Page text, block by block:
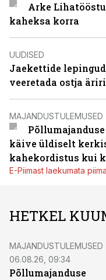
Arke
kaheksa korra
UUDISED
Jaekettide
veeretada ostja
MAJANDUSTULEMUSED
käive üldiselt
kahekordistus kui
E-Piimast laekumata
HETKEL
MAJANDUSTULEMUSED
06.08.26, 09:34
Põllumajanduse